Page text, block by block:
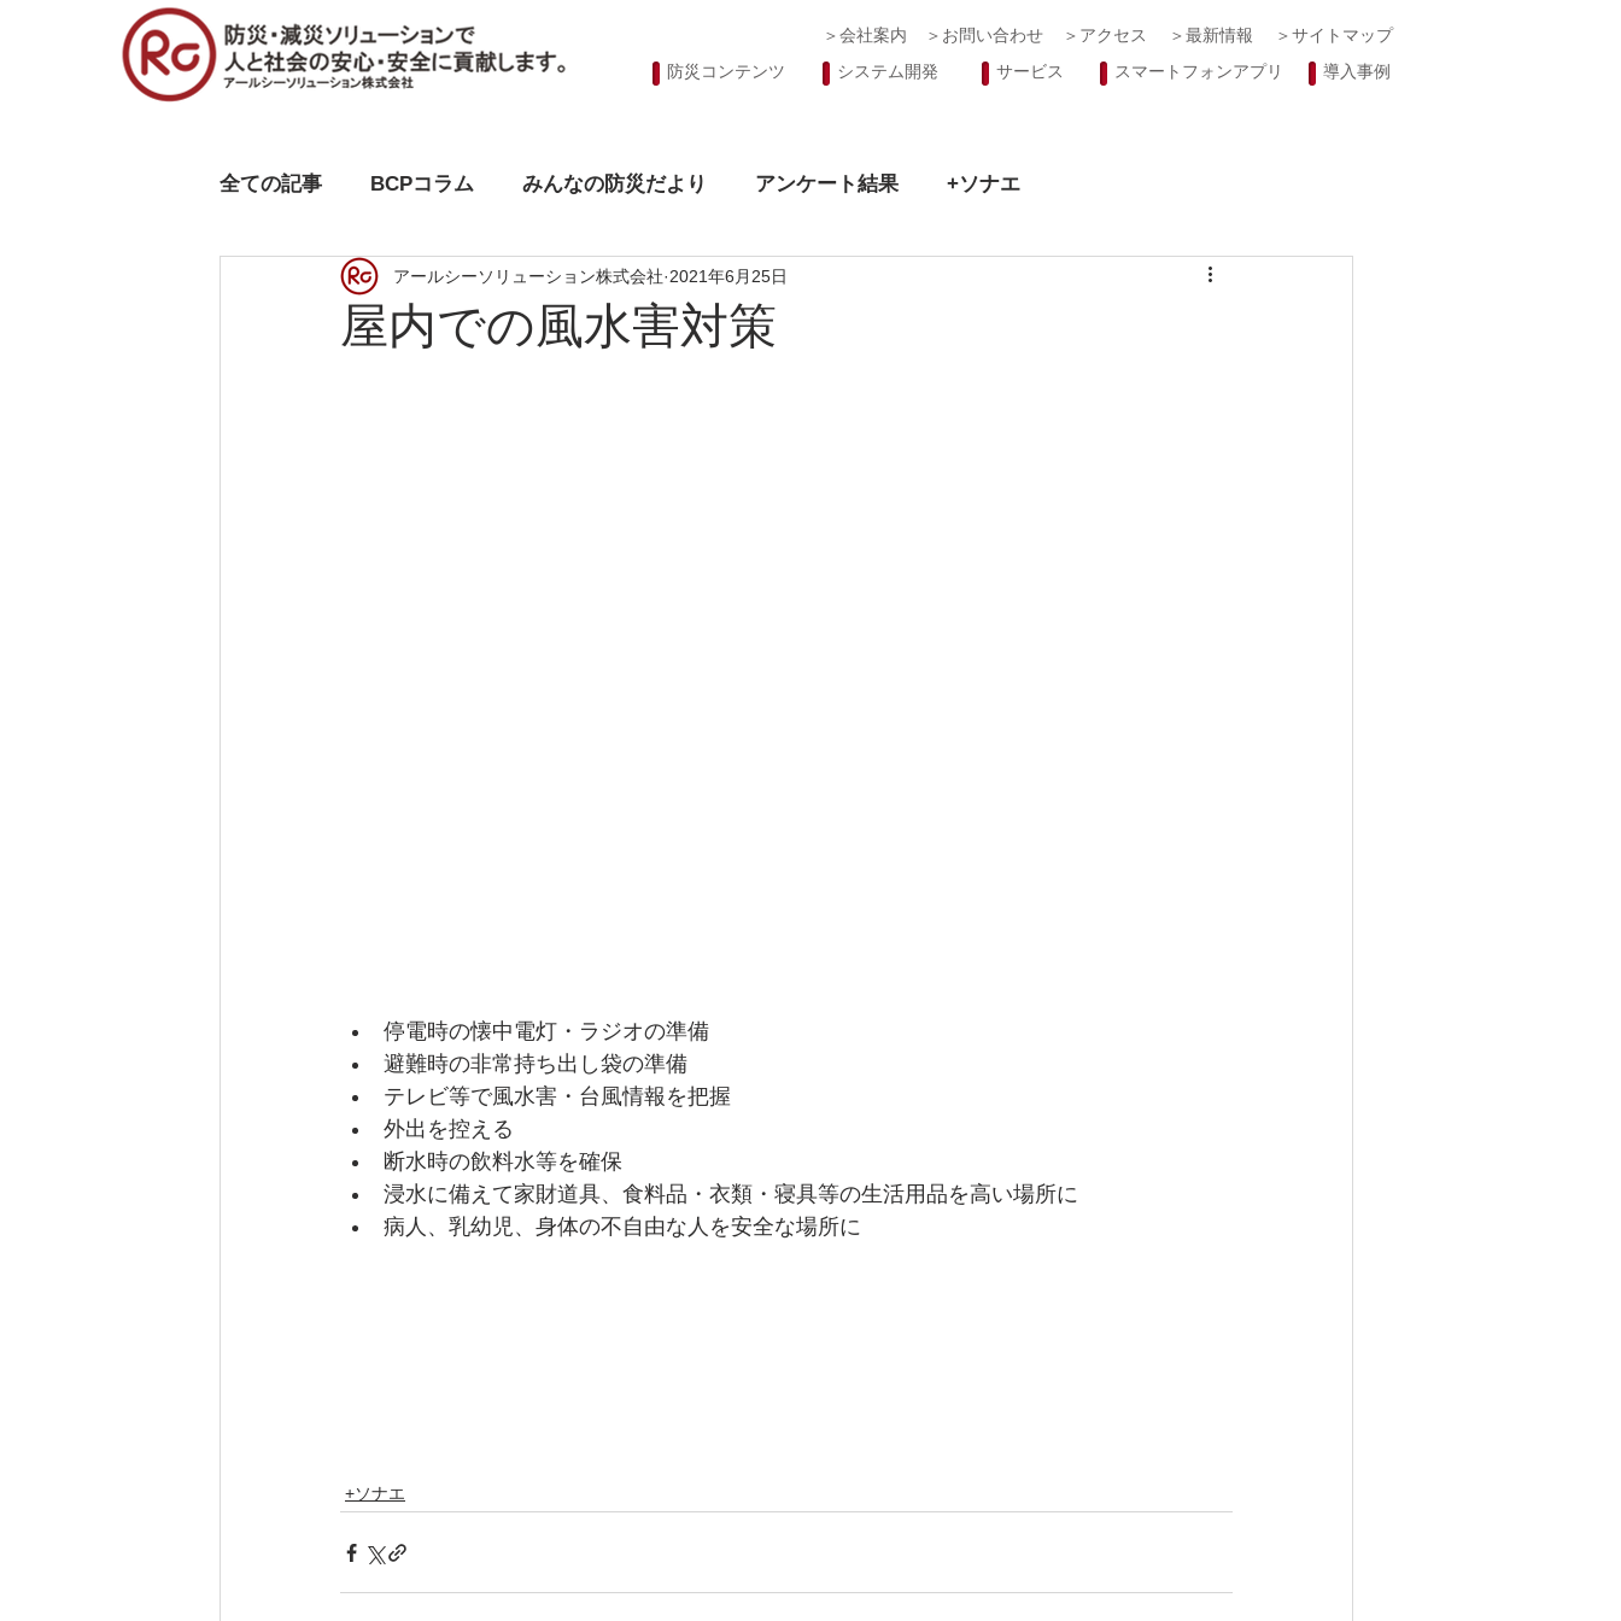
防災コンテンツ
＞会社案内 ＞お問い合わせ ＞アクセス ＞最新情報
＞サイトマップ
システム開発
サービス スマートフォンアプリ 導入事例
全ての記事 BCPコラム みんなの防災だより アンケート結果 +ソナエ
屋内での風水害対策
アールシーソリューション株式会社 2021年6月25日
停電時の懐中電灯・ラジオの準備
避難時の非常持ち出し袋の準備
テレビ等で風水害・台風情報を把握
外出を控える
断水時の飲料水等を確保
浸水に備えて家財道具、食料品・衣類・寝具等の生活用品を高い場所に
病人、乳幼児、身体の不自由な人を安全な場所に
+ソナエ